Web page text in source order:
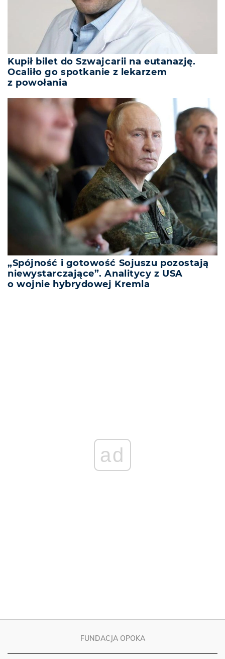
Kupił bilet do Szwajcarii na eutanazję.
Ocaliło go spotkanie z lekarzem
z powołania
„Spójność i gotowość Sojuszu pozostają
niewystarczające”. Analitycy z USA
o wojnie hybrydowej Kremla
FUNDACJA OPOKA